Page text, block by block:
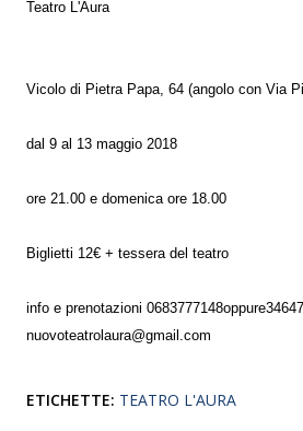
Teatro L'Aura
Vicolo di Pietra Papa, 64 (angolo con Via
dal 9 al 13 maggio 2018
ore 21.00 e domenica ore 18.00
Biglietti 12€ + tessera del teatro
info e prenotazioni
nuovoteatrolaura@gmail.com
ETICHETTE: TEATRO L'AURA